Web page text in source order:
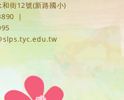
街12號(新路國小)
|